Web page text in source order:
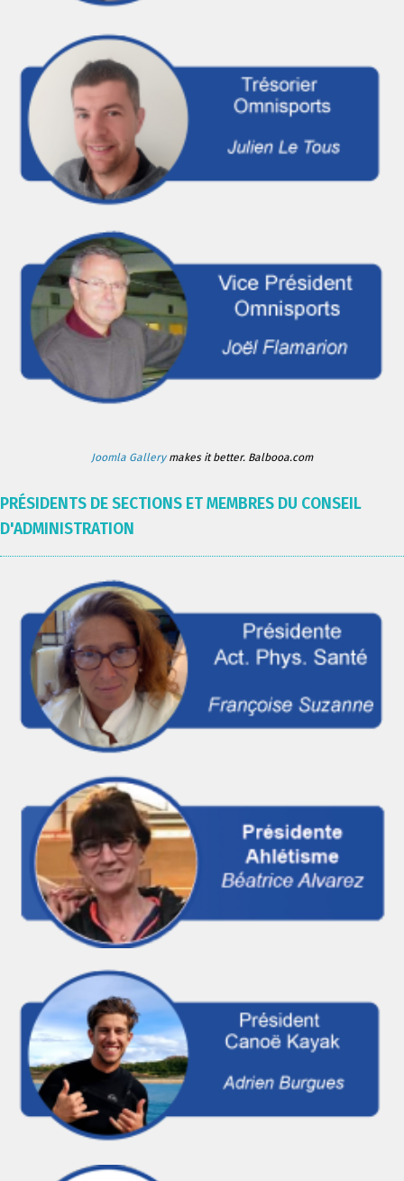
Joomla Gallerymakes it better. Balbooa.com
PRÉSIDENTS DE SECTIONS ET MEMBRES DU CONSEIL
D'ADMINISTRATION